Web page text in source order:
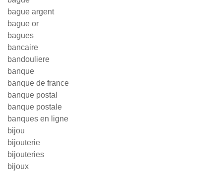
bague argent
bague or
bagues
bancaire
bandouliere
banque
banque de france
banque postal
banque postale
banques en ligne
bijou
bijouterie
bijouteries
bijoux